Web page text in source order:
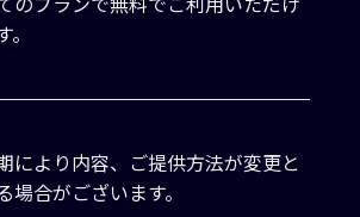
。
により内容、ご提供方法が変更と
場合がございます。